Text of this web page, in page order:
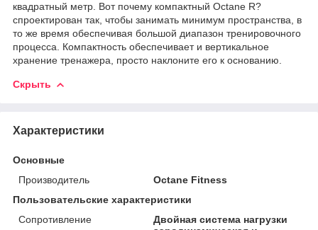
квадратный метр. Вот почему компактный Octane R?
спроектирован так, чтобы занимать минимум пространства, в
то же время обеспечивая большой диапазон тренировочного
процесса. Компактность обеспечивает и вертикальное
хранение тренажера, просто наклоните его к основанию.
Скрыть
Характеристики
Основные
Производитель
Octane Fitness
Пользовательские характеристики
Сопротивление
Двойная система нагрузки